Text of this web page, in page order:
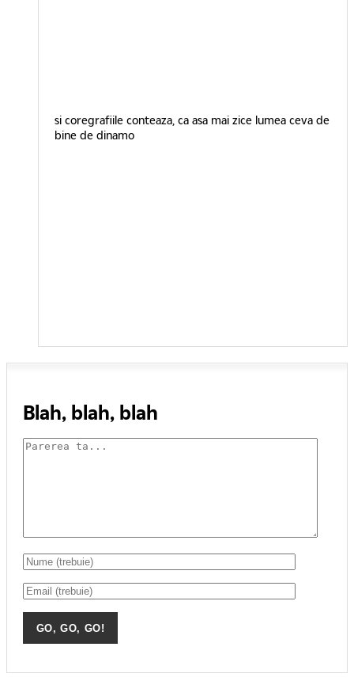
si coregrafiile conteaza, ca asa mai zice lumea ceva de
bine de dinamo
Blah, blah, blah